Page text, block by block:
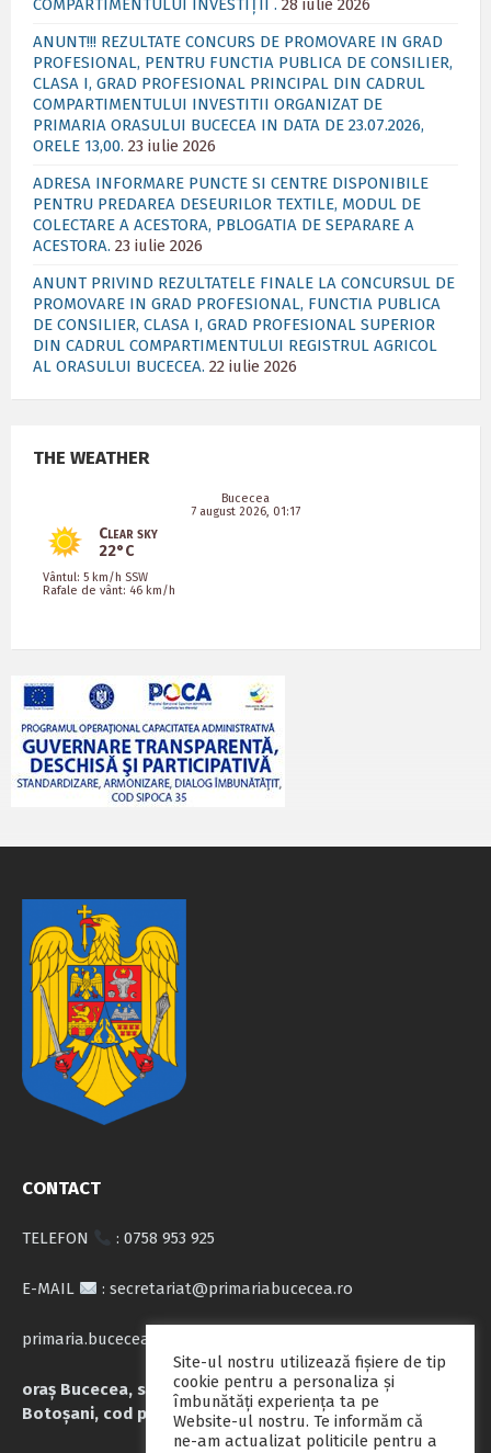
COMPARTIMENTULUI INVESTIȚII . 28 iulie 2026
ANUNT!!! REZULTATE CONCURS DE PROMOVARE IN GRAD
PROFESIONAL, PENTRU FUNCTIA PUBLICA DE CONSILIER,
CLASA I, GRAD PROFESIONAL PRINCIPAL DIN CADRUL
COMPARTIMENTULUI INVESTITII ORGANIZAT DE
PRIMARIA ORASULUI BUCECEA IN DATA DE 23.07.2026,
ORELE 13,00. 23 iulie 2026
ADRESA INFORMARE PUNCTE SI CENTRE DISPONIBILE
PENTRU PREDAREA DESEURILOR TEXTILE, MODUL DE
COLECTARE A ACESTORA, PBLOGATIA DE SEPARARE A
ACESTORA. 23 iulie 2026
ANUNT PRIVIND REZULTATELE FINALE LA CONCURSUL DE
PROMOVARE IN GRAD PROFESIONAL, FUNCTIA PUBLICA
DE CONSILIER, CLASA I, GRAD PROFESIONAL SUPERIOR
DIN CADRUL COMPARTIMENTULUI REGISTRUL AGRICOL
AL ORASULUI BUCECEA. 22 iulie 2026
THE WEATHER
Bucecea
7 august 2026, 01:17
Clear sky
22°C
Vântul: 5 km/h SSW
Rafale de vânt: 46 km/h
CONTACT
TELEFON : 0758 953 925
E-MAIL : secretariat@primariabucecea.ro
primaria.bucecea@yahoo.com
oraș Bucecea, str. Calea Națională nr.71, județul
Botoșani, cod poștal 717045
Site-ul nostru utilizează fişiere de tip
cookie pentru a personaliza și
îmbunătăți experiența ta pe
Website-ul nostru. Te informăm că
ne-am actualizat politicile pentru a